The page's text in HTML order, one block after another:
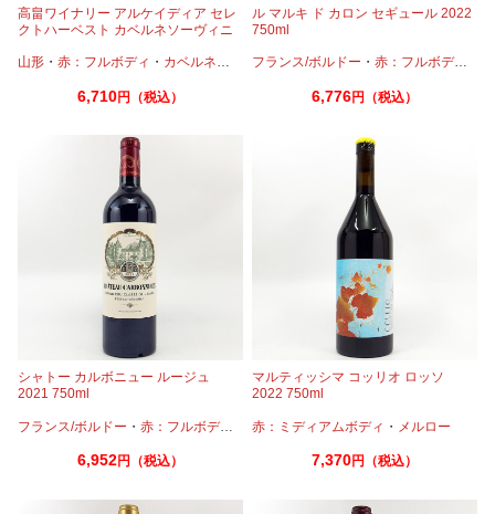
高畠ワイナリー アルケイディア セレ
クトハーベスト カベルネソーヴィニ
山形 ・ 赤：フルボディ ・ カベルネ・ プティヴェルド・ メルロー
6,710円（税込）
ル マルキ ド カロン セギュール 2022
750ml
フランス/ボルドー ・赤：フルボディ
6,776円（税込）
シャトー カルボニュー ルージュ
2021 750ml
フランス/ボルドー ・ 赤：フルボディ カベルネ・カベルネフラン・プティヴェ
6,952円（税込）
マルティッシマ コッリオ ロッソ
2022 750ml
赤：ミディアムボディ ・ メルロー
7,370円（税込）